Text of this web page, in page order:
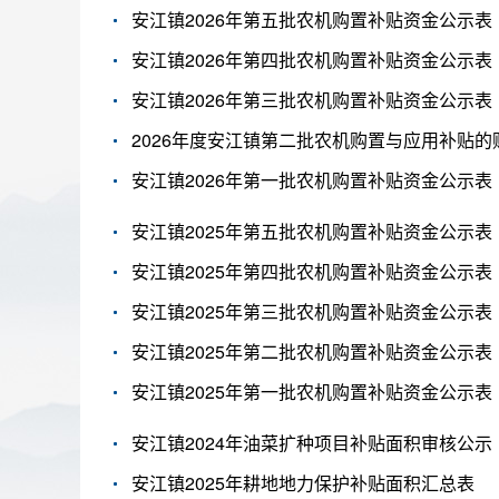
安江镇2026年第五批农机购置补贴资金公示表
安江镇2026年第四批农机购置补贴资金公示表
安江镇2026年第三批农机购置补贴资金公示表
2026年度安江镇第二批农机购置与应用补贴的
安江镇2026年第一批农机购置补贴资金公示表
安江镇2025年第五批农机购置补贴资金公示表
安江镇2025年第四批农机购置补贴资金公示表
安江镇2025年第三批农机购置补贴资金公示表
安江镇2025年第二批农机购置补贴资金公示表
安江镇2025年第一批农机购置补贴资金公示表
安江镇2024年油菜扩种项目补贴面积审核公示
安江镇2025年耕地地力保护补贴面积汇总表